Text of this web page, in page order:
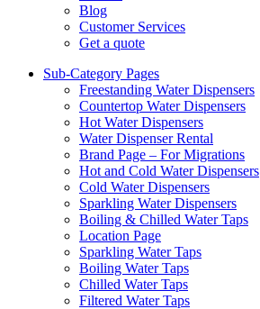
Blog
Customer Services
Get a quote
Sub-Category Pages
Freestanding Water Dispensers
Countertop Water Dispensers
Hot Water Dispensers
Water Dispenser Rental
Brand Page – For Migrations
Hot and Cold Water Dispensers
Cold Water Dispensers
Sparkling Water Dispensers
Boiling & Chilled Water Taps
Location Page
Sparkling Water Taps
Boiling Water Taps
Chilled Water Taps
Filtered Water Taps